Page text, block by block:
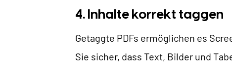
4. Inhalte korrekt taggen
Getaggte PDFs ermöglichen es
Sie sicher, dass Text, Bilder und